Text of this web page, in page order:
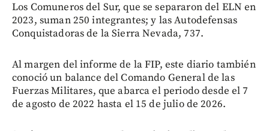
Los Comuneros del Sur, que se separaron del ELN en
2023, suman 250 integrantes; y las Autodefensas
Conquistadoras de la Sierra Nevada, 737.
Al margen del informe de la FIP, este diario también
conoció un balance del Comando General de las
Fuerzas Militares, que abarca el periodo desde el 7
de agosto de 2022 hasta el 15 de julio de 2026.